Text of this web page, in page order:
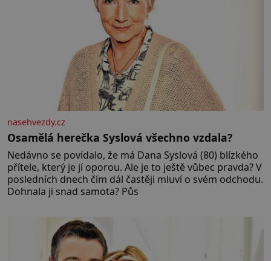
nasehvezdy.cz
Osamělá herečka Syslová všechno vzdala?
Nedávno se povídalo, že má Dana Syslová (80) blízkého
přítele, který je jí oporou. Ale je to ještě vůbec pravda? V
posledních dnech čím dál častěji mluví o svém odchodu.
Dohnala ji snad samota? Půs